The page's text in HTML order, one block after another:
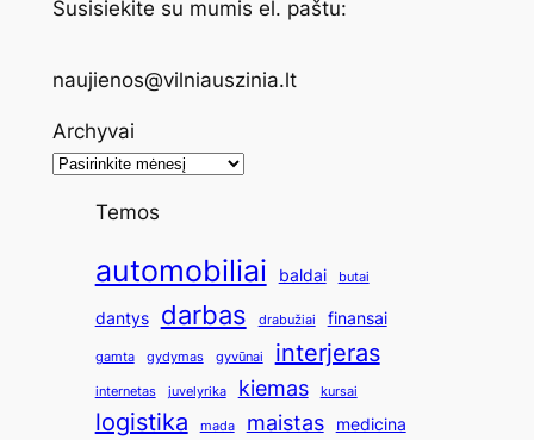
Susisiekite su mumis el. paštu:
naujienos@vilniauszinia.lt
Archyvai
Temos
automobiliai baldai butai
dantys darbas drabužiai finansai
gamta gydymas gyvūnai interjeras
internetas juvelyrika kiemas kursai
logistika mada maistas medicina